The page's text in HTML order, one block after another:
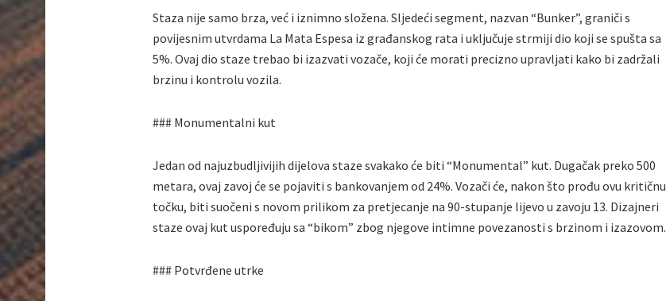
Staza nije samo brza, već i iznimno složena. Sljedeći segment, nazvan “Bunker”, graniči s
povijesnim utvrdama La Mata Espesa iz građanskog rata i uključuje strmiji dio koji se spušta sa
5%. Ovaj dio staze trebao bi izazvati vozače, koji će morati precizno upravljati kako bi zadržali
brzinu i kontrolu vozila.
### Monumentalni kut
Jedan od najuzbudljivijih dijelova staze svakako će biti “Monumental” kut. Dugačak preko 500
metara, ovaj zavoj će se pojaviti s bankovanjem od 24%. Vozači će, nakon što prođu ovu kritičnu
točku, biti suočeni s novom prilikom za pretjecanje na 90-stupanje lijevo u zavoju 13. Dizajneri
staze ovaj kut uspoređuju sa “bikom” zbog njegove intimne povezanosti s brzinom i izazovom.
### Potvrđene utrke